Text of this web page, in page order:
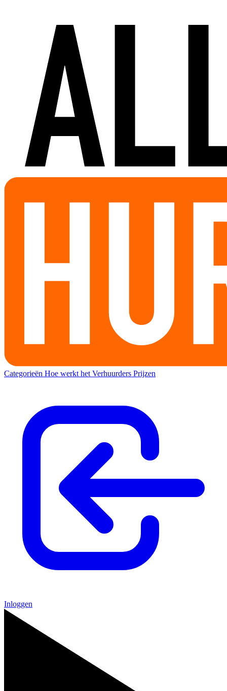
Categorieën Hoe werkt het Verhuurders Prijzen
Inloggen